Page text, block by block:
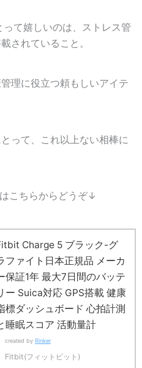
て嬉しいのは、ストレス管
されていること。
理に役立つ頼もしいアイテ
って、これ以上ない相棒に
こちらからどうぞ↓
Charge 5 ブラック-グ
ファイト日本正規品 メーカ
保証1年 最大7日間のバッテ
ー Suica対応 GPS搭載 健康
標ダッシュボード 心拍計測
睡眠スコア 活動量計
created by Rinker
Fitbit(フィットビット)